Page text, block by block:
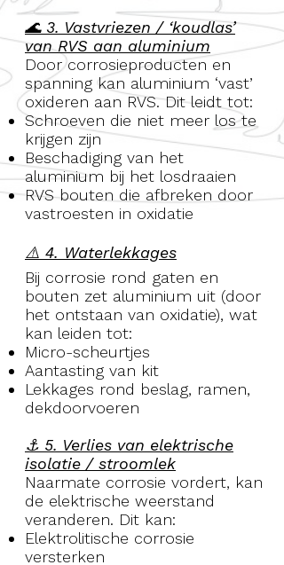
🌊 3. Vastvriezen / ‘koudlas’
van RVS aan aluminium
Door corrosieproducten en
spanning kan aluminium ‘vast’
oxideren aan RVS. Dit leidt tot:
Schroeven die niet meer los te
krijgen zijn
Beschadiging van het
aluminium bij het losdraaien
RVS bouten die afbreken door
vastroesten in oxidatie
⚠️ 4. Waterlekkages
Bij corrosie rond gaten en
bouten zet aluminium uit (door
het ontstaan van oxidatie), wat
kan leiden tot:
Micro-scheurtjes
Aantasting van kit
Lekkages rond beslag, ramen,
dekdoorvoeren
⚓ 5. Verlies van elektrische
isolatie / stroomlek
Naarmate corrosie vordert, kan
de elektrische weerstand
veranderen. Dit kan:
Elektrolitische corrosie
versterken